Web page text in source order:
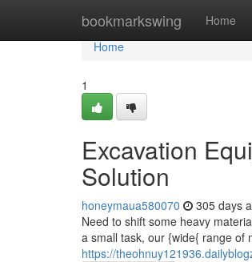
bookmarkswing Home
Home
Home
1
Excavation
Solution
honeymaua580070 305 days
Need to shift some heavy
a small task, our {wide{ range of
https://